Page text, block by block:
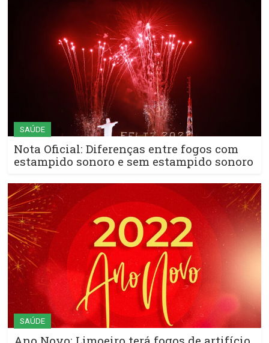
SAÚDE
Nota Oficial: Diferenças entre fogos com
estampido sonoro e sem estampido sonoro
SAÚDE